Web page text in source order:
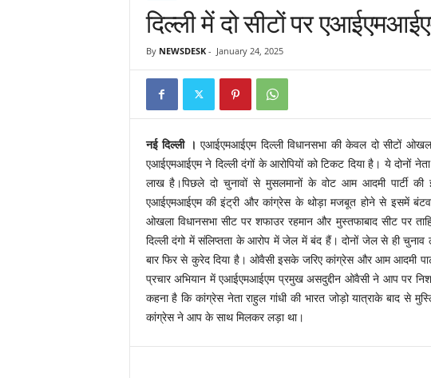
दिल्ली में दो सीटों पर
By NEWSDESK- January 24, 2025
नई दिल्ली ।एआईएमआईएम दिल्ली विधानसभा की केवल दो सीटों
एआईएमआईएम ने दिल्ली दंगों के आरोपियों को टिकट दिया है। ये दोनों
लाख है।पिछले दो चुनावों से मुसलमानों के वोट आम आदमी पार्टी
एआईएमआईएम की इंट्री और कांग्रेस के थोड़ा मजबूत होने से इसमें
ओखला विधानसभा सीट पर शफाउर रहमान और मुस्तफाबाद सीट पर
दिल्ली दंगो में संलिप्तता के आरोप में जेल में बंद हैं। दोनों जेल से ही
बार फिर से कुरेद दिया है। ओवैसी इसके जरिए कांग्रेस और आम आदमी
प्रचार अभियान में एआईएमआईएम प्रमुख असदुद्दीन ओवैसी ने आप पर
कहना है कि कांग्रेस नेता राहुल गांधी की भारत जोड़ो यात्राके बाद से
कांग्रेस ने आप के साथ मिलकर लड़ा था।